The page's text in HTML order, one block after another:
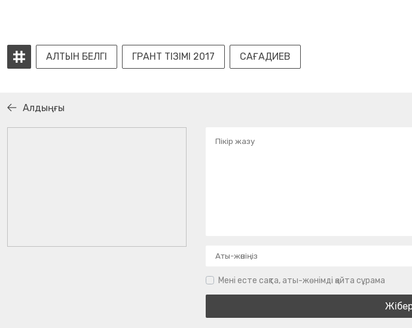
АЛТЫН БЕЛГІ ГРАНТ ТІЗІМІ 2017 САҒАДИЕВ
Алдыңғы
Мені есте сақта, аты-жөнімді қайта сұрама